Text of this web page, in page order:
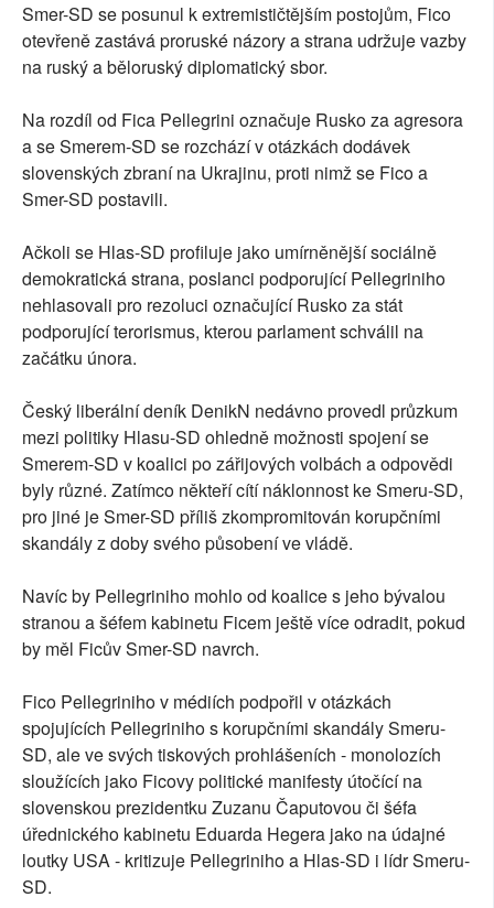
Smer-SD se posunul k extremističtějším postojům, Fico
otevřeně zastává proruské názory a strana udržuje vazby
na ruský a běloruský diplomatický sbor.
Na rozdíl od Fica Pellegrini označuje Rusko za agresora
a se Smerem-SD se rozchází v otázkách dodávek
slovenských zbraní na Ukrajinu, proti nimž se Fico a
Smer-SD postavili.
Ačkoli se Hlas-SD profiluje jako umírněnější sociálně
demokratická strana, poslanci podporující Pellegriniho
nehlasovali pro rezoluci označující Rusko za stát
podporující terorismus, kterou parlament schválil na
začátku února.
Český liberální deník DenikN nedávno provedl průzkum
mezi politiky Hlasu-SD ohledně možnosti spojení se
Smerem-SD v koalici po zářijových volbách a odpovědi
byly různé. Zatímco někteří cítí náklonnost ke Smeru-SD,
pro jiné je Smer-SD příliš zkompromitován korupčními
skandály z doby svého působení ve vládě.
Navíc by Pellegriniho mohlo od koalice s jeho bývalou
stranou a šéfem kabinetu Ficem ještě více odradit, pokud
by měl Ficův Smer-SD navrch.
Fico Pellegriniho v médiích podpořil v otázkách
spojujících Pellegriniho s korupčními skandály Smeru-
SD, ale ve svých tiskových prohlášeních - monolozích
sloužících jako Ficovy politické manifesty útočící na
slovenskou prezidentku Zuzanu Čaputovou či šéfa
úřednického kabinetu Eduarda Hegera jako na údajné
loutky USA - kritizuje Pellegriniho a Hlas-SD i lídr Smeru-
SD.